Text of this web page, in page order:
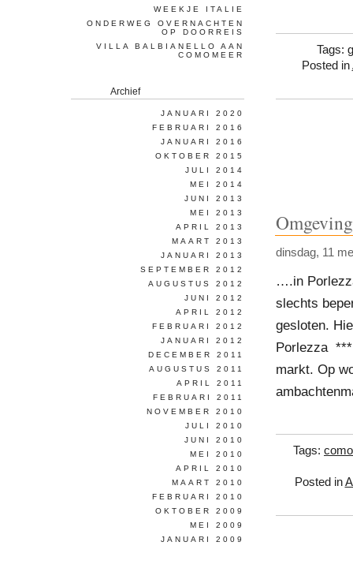
Tags:
Posted in
dinsdag, 11
….in
slechts
gesloten.
Porlezza ***
markt. Op
Tags: como
Posted in
WEEKJE ITALIE
ONDERWEG OVERNACHTEN
OP DOORREIS
VILLA BALBIANELLO AAN
COMOMEER
Archief
JANUARI 2020
FEBRUARI 2016
JANUARI 2016
OKTOBER 2015
JULI 2014
MEI 2014
JUNI 2013
MEI 2013
APRIL 2013
MAART 2013
JANUARI 2013
SEPTEMBER 2012
AUGUSTUS 2012
JUNI 2012
APRIL 2012
FEBRUARI 2012
JANUARI 2012
DECEMBER 2011
AUGUSTUS 2011
APRIL 2011
FEBRUARI 2011
NOVEMBER 2010
JULI 2010
JUNI 2010
MEI 2010
APRIL 2010
MAART 2010
FEBRUARI 2010
OKTOBER 2009
MEI 2009
JANUARI 2009